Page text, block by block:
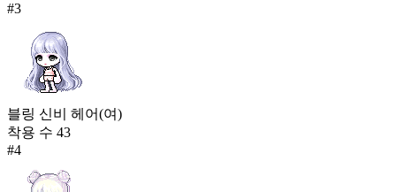
#3
블링 신비 헤어(여)
착용 수 43
#4